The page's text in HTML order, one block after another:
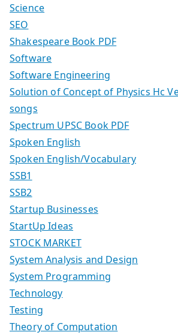
Science
SEO
Shakespeare Book PDF
Software
Software Engineering
Solution of Concept of Physics Hc
songs
Spectrum UPSC Book PDF
Spoken English
Spoken English/Vocabulary
SSB1
SSB2
Startup Businesses
StartUp Ideas
STOCK MARKET
System Analysis and Design
System Programming
Technology
Testing
Theory of Computation